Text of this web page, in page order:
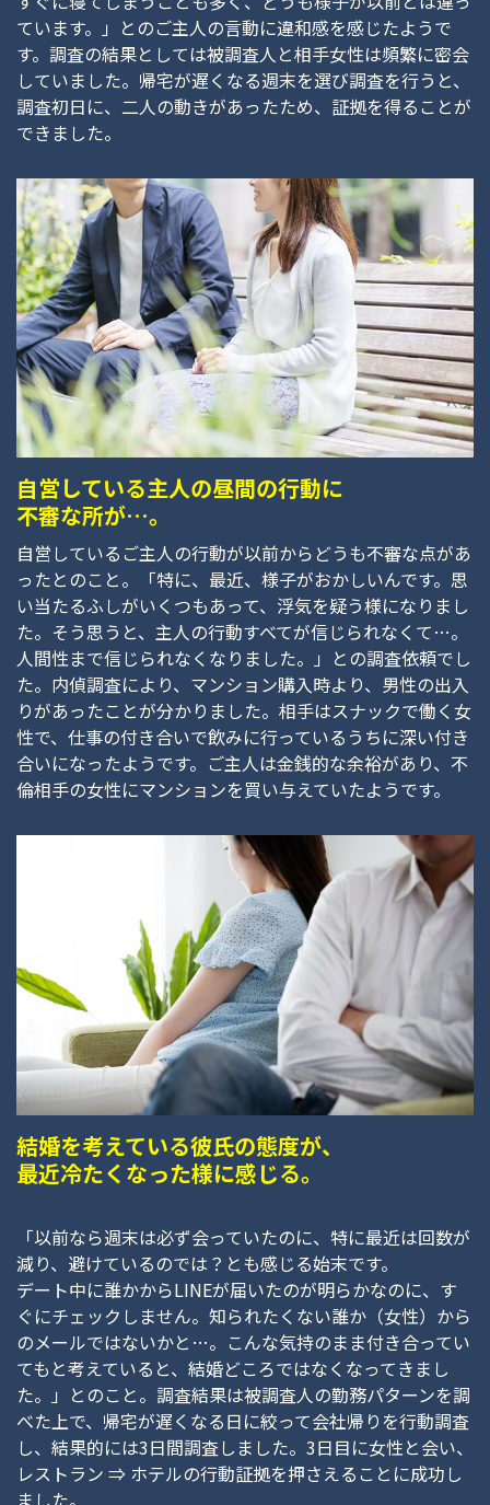
ています。」とのご主人の言動に違和感を感じたようで
す。調査の結果としては被調査人と相手女性は頻繁に密会
していました。帰宅が遅くなる週末を選び調査を行うと、
調査初日に、二人の動きがあったため、証拠を得ることが
できました。
自営している主人の昼間の行動に
不審な所が…。
自営しているご主人の行動が以前からどうも不審な点があ
ったとのこと。「特に、最近、様子がおかしいんです。思
い当たるふしがいくつもあって、浮気を疑う様になりまし
た。そう思うと、主人の行動すべてが信じられなくて…。
人間性まで信じられなくなりました。」との調査依頼でし
た。内偵調査により、マンション購入時より、男性の出入
りがあったことが分かりました。相手はスナックで働く女
性で、仕事の付き合いで飲みに行っているうちに深い付き
合いになったようです。ご主人は金銭的な余裕があり、不
倫相手の女性にマンションを買い与えていたようです。
結婚を考えている彼氏の態度が、
最近冷たくなった様に感じる。
「以前なら週末は必ず会っていたのに、特に最近は回数が
減り、避けているのでは？とも感じる始末です。
デート中に誰かからLINEが届いたのが明らかなのに、す
ぐにチェックしません。知られたくない誰か（女性）から
のメールではないかと…。こんな気持のまま付き合ってい
てもと考えていると、結婚どころではなくなってきまし
た。」とのこと。調査結果は被調査人の勤務パターンを調
べた上で、帰宅が遅くなる日に絞って会社帰りを行動調査
し、結果的には3日間調査しました。3日目に女性と会い、
レストラン ⇒ ホテルの行動証拠を押さえることに成功し
ました。